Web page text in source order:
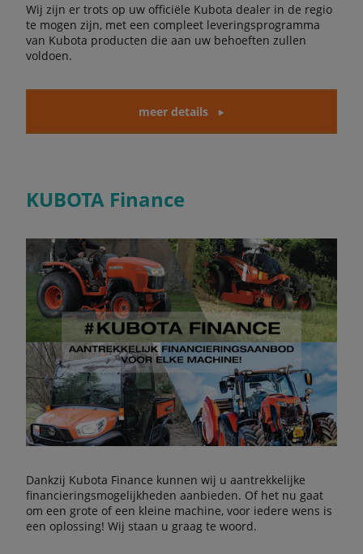
Wij zijn er trots op uw officiële Kubota dealer in de regio
te mogen zijn, met een compleet leveringsprogramma
van Kubota producten die aan uw behoeften zullen
voldoen.
meer details
KUBOTA Finance
Dankzij Kubota Finance kunnen wij u aantrekkelijke
financieringsmogelijkheden aanbieden. Of het nu gaat
om een grote of een kleine machine, voor iedere wens is
een oplossing! Wij staan u graag te woord.